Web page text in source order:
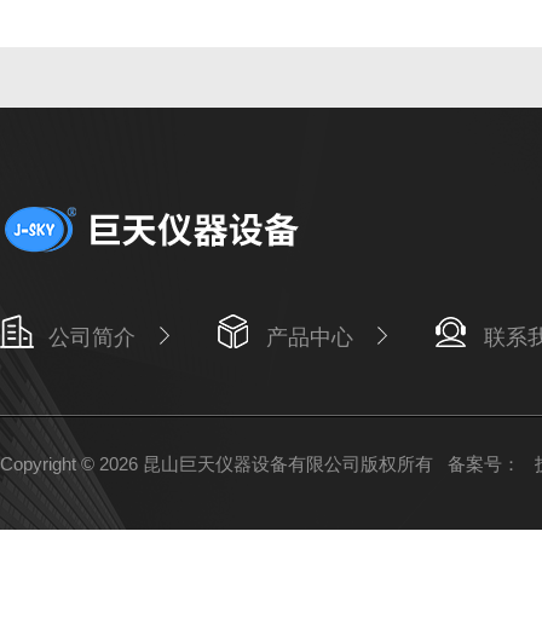
公司简介 产品中心 联系
Copyright © 2026 昆山巨天仪器设备有限公司版权所有 备案号：